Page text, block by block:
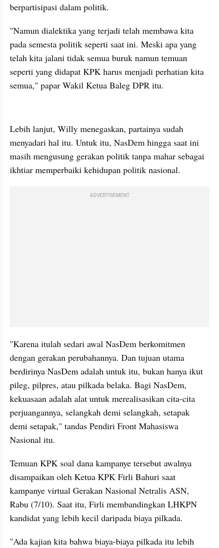
berpartisipasi dalam politik.
"Namun dialektika yang terjadi telah membawa kita
pada semesta politik seperti saat ini. Meski apa yang
telah kita jalani tidak semua buruk namun temuan
seperti yang didapat KPK harus menjadi perhatian kita
semua," papar Wakil Ketua Baleg DPR itu.
Lebih lanjut, Willy menegaskan, partainya sudah
menyadari hal itu. Untuk itu, NasDem hingga saat ini
masih mengusung gerakan politik tanpa mahar sebagai
ikhtiar memperbaiki kehidupan politik nasional.
ADVERTISEMENT
"Karena itulah sedari awal NasDem berkomitmen
dengan gerakan perubahannya. Dan tujuan utama
berdirinya NasDem adalah untuk itu, bukan hanya ikut
pileg, pilpres, atau pilkada belaka. Bagi NasDem,
kekuasaan adalah alat untuk merealisasikan cita-cita
perjuangannya, selangkah demi selangkah, setapak
demi setapak," tandas Pendiri Front Mahasiswa
Nasional itu.
Temuan KPK soal dana kampanye tersebut awalnya
disampaikan oleh Ketua KPK Firli Bahuri saat
kampanye virtual Gerakan Nasional Netralis ASN,
Rabu (7/10). Saat itu, Firli membandingkan LHKPN
kandidat yang lebih kecil daripada biaya pilkada.
"Ada kajian kita bahwa biaya-biaya pilkada itu lebih